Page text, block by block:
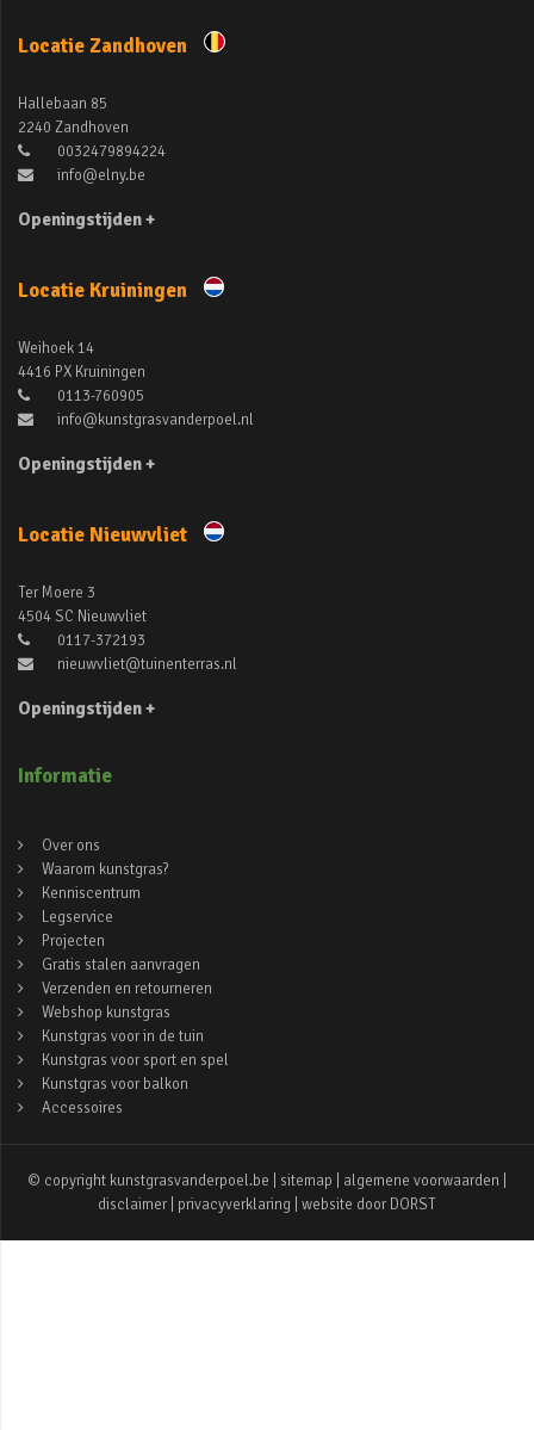
Locatie Zandhoven
Hallebaan 85
2240 Zandhoven
0032479894224
info@elny.be
Openingstijden +
Locatie Kruiningen
Weihoek 14
4416 PX Kruiningen
0113-760905
info@kunstgrasvanderpoel.nl
Openingstijden +
Locatie Nieuwvliet
Ter Moere 3
4504 SC Nieuwvliet
0117-372193
nieuwvliet@tuinenterras.nl
Openingstijden +
Informatie
Over ons
Waarom kunstgras?
Kenniscentrum
Legservice
Projecten
Gratis stalen aanvragen
Verzenden en retourneren
Webshop kunstgras
Kunstgras voor in de tuin
Kunstgras voor sport en spel
Kunstgras voor balkon
Accessoires
© copyright kunstgrasvanderpoel.be | sitemap algemene voorwaarden
disclaimer
privacyverklaring | website door DORST